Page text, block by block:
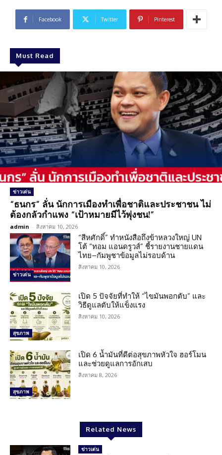
Facebook Twitter Pinterest
Must Read
ข่าวเด่น
“ธนกร” ลั่น นักการเมืองทำเพื่อชาติและประชาชน ไม่
ต้องกลัวกำแพง “เป้าหมายมีไว้พุ่งชน!”
admin - สิงหาคม 10, 2026
ข่าวเด่น
“สีหศักดิ์” ทำหนังสือถึงข้าหลวงใหญ่ UN
โต้ “ทอม แอนดรูวส์” ชี้รายงานชายแดน
ไทย–กัมพูชาข้อมูลไม่รอบด้าน
สิงหาคม 10, 2026
สุขภาพ
เปิด 5 ปัจจัยที่ทำให้ “ไขมันพอกตับ” และ
วิธีดูแลตับให้แข็งแรง
สิงหาคม 10, 2026
สุขภาพ
เปิด 6 น้ำมันที่ดีต่อสุขภาพหัวใจ ฮอร์โมน
และช่วยดูแลการอักเสบ
สิงหาคม 8, 2026
Related News
ข่าวเด่น